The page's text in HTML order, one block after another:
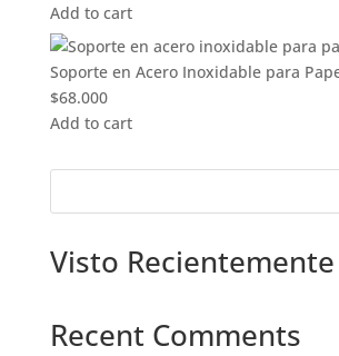
Add to cart
Soporte en Acero Inoxidable para
$68.000
Add to cart
Visto Recientemente
Recent Comments